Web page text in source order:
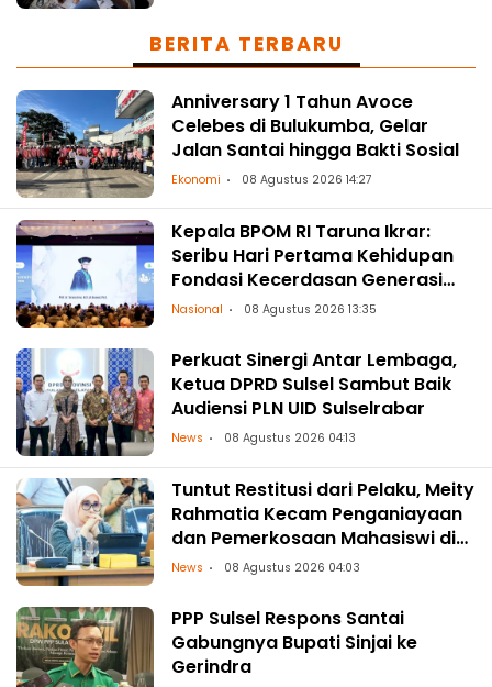
BERITA TERBARU
Anniversary 1 Tahun Avoce
Celebes di Bulukumba, Gelar
Jalan Santai hingga Bakti Sosial
Ekonomi 08 Agustus 2026 14:27
Kepala BPOM RI Taruna Ikrar:
Seribu Hari Pertama Kehidupan
Fondasi Kecerdasan Generasi
Masa Depan
Nasional 08 Agustus 2026 13:35
Perkuat Sinergi Antar Lembaga,
Ketua DPRD Sulsel Sambut Baik
Audiensi PLN UID Sulselrabar
News 08 Agustus 2026 04:13
Tuntut Restitusi dari Pelaku, Meity
Rahmatia Kecam Penganiayaan
dan Pemerkosaan Mahasiswi di
Makassar
News 08 Agustus 2026 04:03
PPP Sulsel Respons Santai
Gabungnya Bupati Sinjai ke
Gerindra